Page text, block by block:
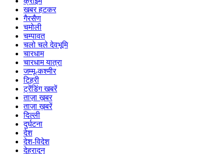
खबर हटकर
गैरसैण
चमोली
चम्पावत
चलो चले देवभूमि
चारधाम
चारधाम यात्रा
जम्मू-कश्मीर
टिहरी
ट्रेंडिंग खबरें
ताज़ा ख़बर
ताज़ा ख़बरें
दिल्ली
दुर्घटना
देश
देश-विदेश
देहरादून